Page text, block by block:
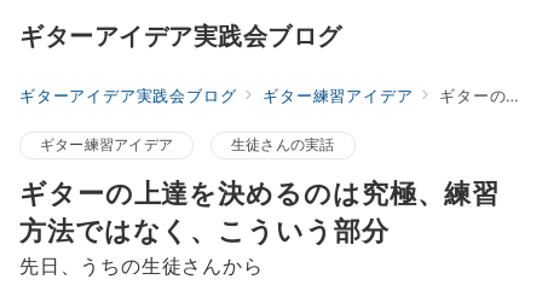
ギターアイデア実践会ブログ
ギターアイデア実践会ブログ ギター練習アイデア ギターの上達を決めるのは究極、練習方法ではなく、こういう部分
ギター練習アイデア 生徒さんの実話
ギターの上達を決めるのは究極、練習
方法ではなく、こういう部分
先日、うちの生徒さんから